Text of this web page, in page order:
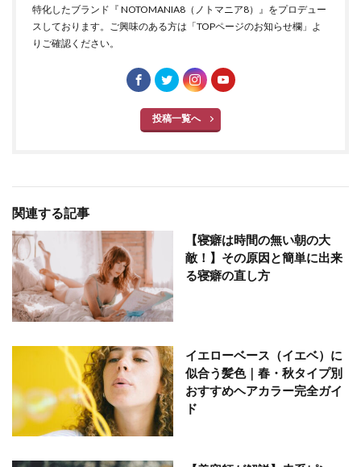
特化したブランド『 NOTOMANIA8（ノトマニア8）』をプロデュー
スしております。ご興味のある方は「TOPページのお知らせ欄」よ
りご確認ください。
投稿一覧へ
関連する記事
【寝癖は時間の無い朝の大
敵！】その原因と簡単に出来
る寝癖の直し方
イエローベース（イエベ）に
似合う髪色｜春・秋タイプ別
おすすめヘアカラー完全ガイ
ド